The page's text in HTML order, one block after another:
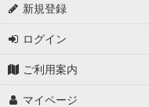
新規登録
ログイン
ご利用案内
マイページ